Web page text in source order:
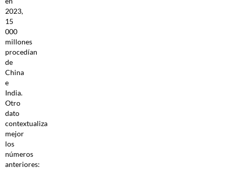
2023,
15
000
millones
procedían
de
China
e
India.
Otro
dato
contextualiza
mejor
los
números
anteriores: